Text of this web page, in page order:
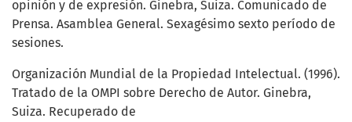
opinión y de expresión. Ginebra, Suiza. Comunicado de
Prensa. Asamblea General. Sexagésimo sexto período de
sesiones.
Organización Mundial de la Propiedad Intelectual. (1996).
Tratado de la OMPI sobre Derecho de Autor. Ginebra,
Suiza. Recuperado de